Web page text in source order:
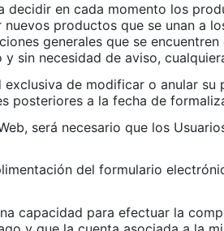
decidir en cada momento los
productos que se unan a
generales que se
sin necesidad de aviso,
de modificar o anular
posteriores a la fecha de
será necesario que los
del formulario
capacidad para efectuar la